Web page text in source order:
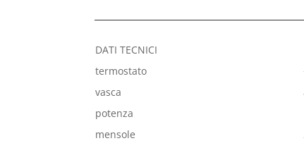
DATI TECNICI
termostato
vasca
potenza
mensole